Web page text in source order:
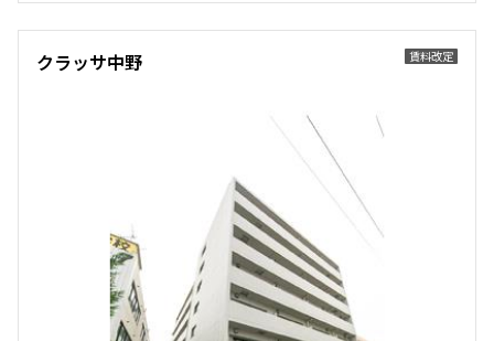
賃料改定
クラッサ中野